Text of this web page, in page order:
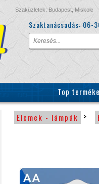
Szaküzletek: Budapest, Miskolc
Szaktanácsadás: 06-
Top
Elemek - lámpák >